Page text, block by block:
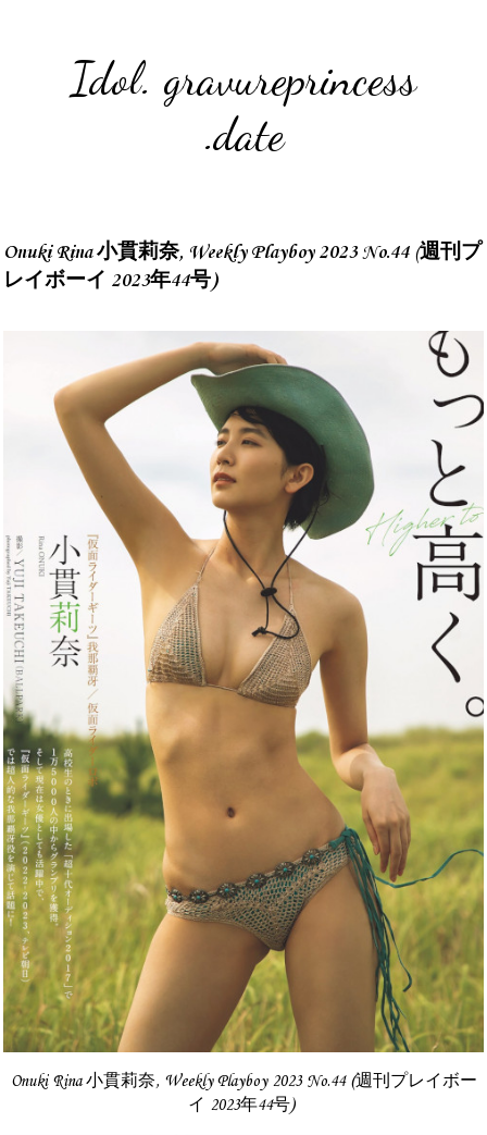
Idol. gravureprincess
.date
Onuki Rina 小貫莉奈, Weekly Playboy 2023 No.44 (週刊プ
レイボーイ 2023年44号)
Onuki Rina 小貫莉奈, Weekly Playboy 2023 No.44 (週刊プレイボー
イ 2023年44号)